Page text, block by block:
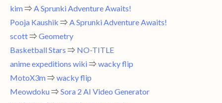
kim⇒ A Sprunki Adventure Awaits!
Pooja Kaushik ⇒ A Sprunki Adventure Awaits!
scott⇒ Geometry
Basketball Stars ⇒ NO-TITLE
anime expeditions wiki⇒ wacky flip
MotoX3m⇒ wacky flip
Meowdoku⇒ Sora 2 AI Video Generator